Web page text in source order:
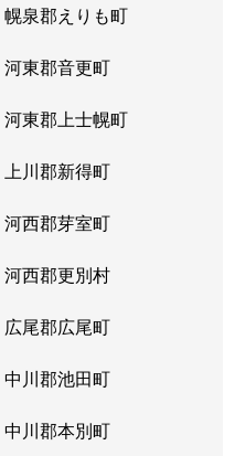
幌泉郡えりも町
河東郡音更町
河東郡上士幌町
上川郡新得町
河西郡芽室町
河西郡更別村
広尾郡広尾町
中川郡池田町
中川郡本別町